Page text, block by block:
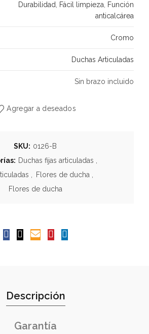
Durabilidad Fácil limpieza
Función
anticalcárea
Cromo
Duchas Articuladas
Sin brazo incluido
Agregar a deseados
SKU: 0126-B
Duchas fijas articuladas
Flores de ducha
Flores de ducha
Descripción
Garantía